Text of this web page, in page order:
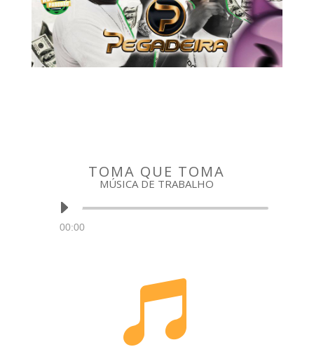
TOMA QUE TOMA
MÚSICA DE TRABALHO
Tocador
00:00
